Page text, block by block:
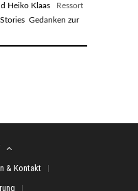
Heiko Klaas Ressort
Gedanken zur
& Kontakt